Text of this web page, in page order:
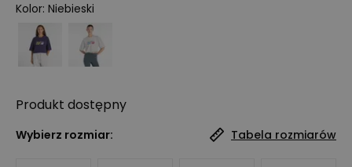
Kolor: Niebieski
Produkt dostępny
Wybierz rozmiar: Tabela rozmiarów